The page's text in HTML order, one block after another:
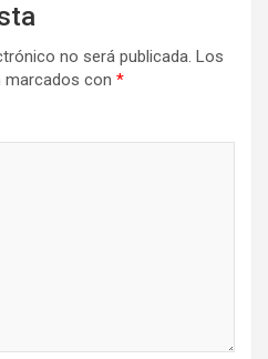
no será publicada. Los
con *